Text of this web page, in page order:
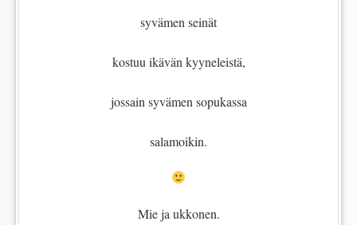
syvämen seinät
kostuu ikävän kyyneleistä,
jossain syvämen sopukassa
salamoikin.
Mie ja ukkonen.